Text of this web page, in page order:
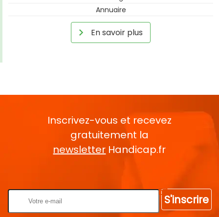
Annuaire
En savoir plus
Inscrivez-vous et recevez
gratuitement la
newsletter Handicap.fr
S'inscrire